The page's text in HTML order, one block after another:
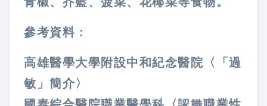
參考資料：
高雄醫學大學附設中和紀念醫院〈「過
敏」簡介〉